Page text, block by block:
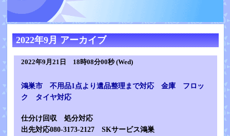
2022年9月 アーカイブ
2022年9月21日 18時08分00秒 (Wed)
鴻巣市 不用品1点より遺品整理まで対応 金庫 フロッ
ク タイヤ対応
仕分け回収 処分対応
出先対応080-3173-2127 SKサービス鴻巣